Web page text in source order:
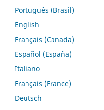
Português (Brasil)
English
Français (Canada)
Español (España)
Italiano
Français (France)
Deutsch